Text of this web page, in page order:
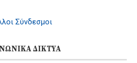
Σύνδεσμοι
ΔΊΚΤΥΑ